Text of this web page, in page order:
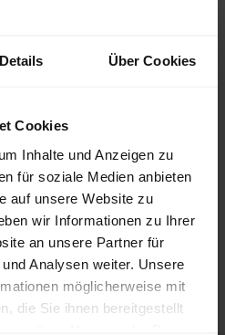
Details Über Cookies
Cookies
Inhalte und Anzeigen zu
für soziale Medien anbieten
auf unsere Website zu
wir Informationen zu Ihrer
an unsere Partner für
Analysen weiter. Unsere
möglicherweise mit
die Sie ihnen bereitgestellt
Sackware
Mai
2026
für Holzpellets in Deutschland
unsererPelletspreise-Seite